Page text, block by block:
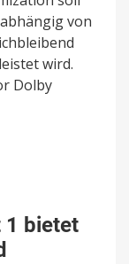
von
wird.
Dolby
1 bietet